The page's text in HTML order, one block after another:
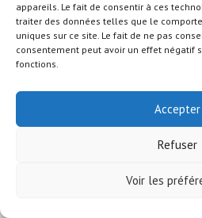
appareils. Le fait de consentir à ces
traiter des données telles que le
uniques sur ce site. Le fait de ne pas
consentement peut avoir un effet négatif
fonctions.
Accepter
Refuser
Voir les
© COPYRIGHT -